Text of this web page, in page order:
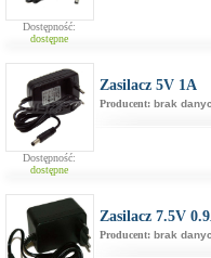
Dostępność:
dostępne
Dostępność:
dostępne
Zasilacz 5V 1A
Producent: brak
Zasilacz 7.5V
Producent: brak